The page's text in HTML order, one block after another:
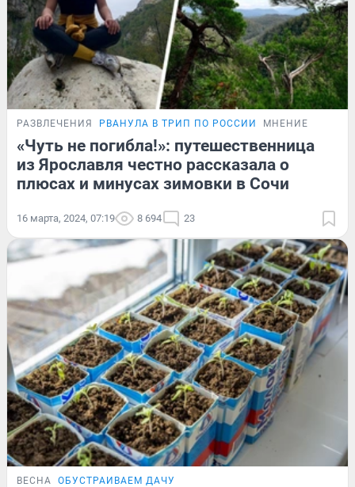
РАЗВЛЕЧЕНИЯ РВАНУЛА В ТРИП ПО РОССИИ МНЕНИЕ
«Чуть не погибла!»: путешественница
из Ярославля честно рассказала о
плюсах и минусах зимовки в Сочи
16 марта, 2024, 07:19 8 694 23
ВЕСНА ОБУСТРАИВАЕМ ДАЧУ